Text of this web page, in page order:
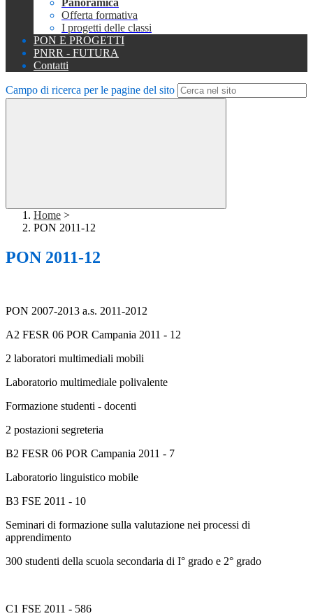
Panoramica
Offerta formativa
I progetti delle classi
PON E PROGETTI
PNRR - FUTURA
Contatti
Campo di ricerca per le pagine del sito
Home >
PON 2011-12
PON 2011-12
PON 2007-2013 a.s. 2011-2012
A2 FESR 06 POR Campania 2011 - 12
2 laboratori multimediali mobili
Laboratorio multimediale polivalente
Formazione studenti - docenti
2 postazioni segreteria
B2 FESR 06 POR Campania 2011 - 7
Laboratorio linguistico mobile
B3 FSE 2011 - 10
Seminari di formazione sulla valutazione nei processi di
apprendimento
300 studenti della scuola secondaria di I° grado e 2° grado
C1 FSE 2011 - 586